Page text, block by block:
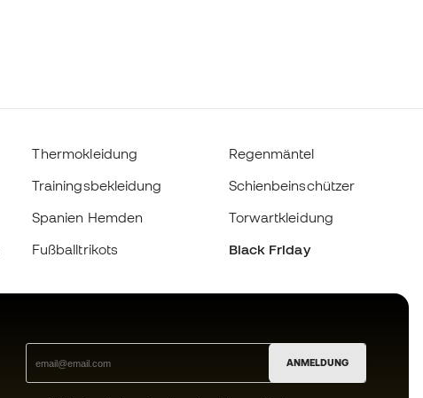
Thermokleidung
Trainingsbekleidung
Spanien Hemden
Fußballtrikots
Regenmäntel
Schienbeinschützer
Torwartkleidung
Black Friday
ANMELDUNG